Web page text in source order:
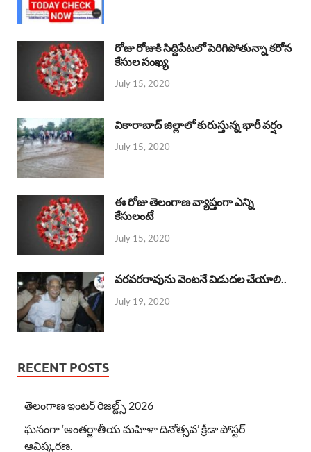
రోజు రోజుకి సిద్దిపేటలో పెరిగిపోతున్నా కరోన
కేసుల సంఖ్య
July 15, 2020
వికారాబాద్ జిల్లాలో కురుస్తున్న భారీ వర్షం
July 15, 2020
ఈ రోజు తెలంగాణ వ్యాప్తంగా ఎన్ని
కేసులంటే
July 15, 2020
వరవరరావును వెంటనే విడుదల చేయాలి..
July 19, 2020
RECENT POSTS
తెలంగాణ ఇంటర్ రిజల్ట్స్ 2026
ఘనంగా ‘అంతర్జాతీయ మహిళా దినోత్సవ’ క్రీడా పోస్టర్
ఆవిష్కరణ.